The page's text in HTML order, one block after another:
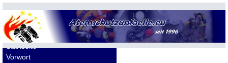
Allgemeines
Startseite
Vorwort